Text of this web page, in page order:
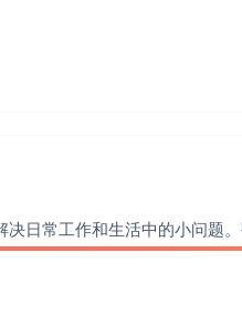
日常工作和生活中的小问题